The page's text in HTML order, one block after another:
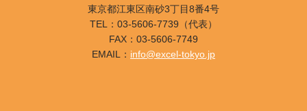
東京都江東区南砂3丁目8番4号
TEL：03-5606-7739（代表）
FAX：03-5606-7749
EMAIL： info@excel-tokyo.jp